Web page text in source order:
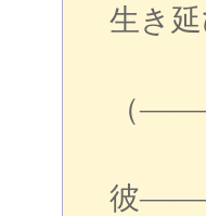
生き
（
彼